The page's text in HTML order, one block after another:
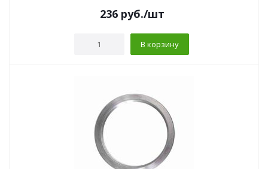
236руб./шт
В корзину